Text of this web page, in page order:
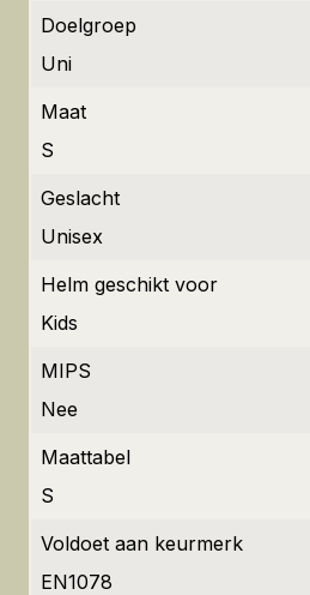
Doelgroep
Uni
Maat
S
Geslacht
Unisex
Helm geschikt voor
Kids
MIPS
Nee
Maattabel
S
Voldoet aan keurmerk
EN1078